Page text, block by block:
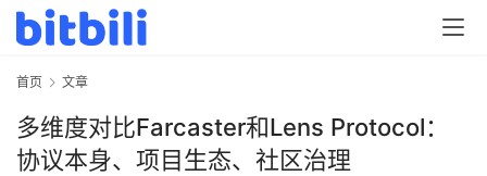
首页 文章
多维度对比Farcaster和Lens Protocol：
协议本身、项目生态、社区治理